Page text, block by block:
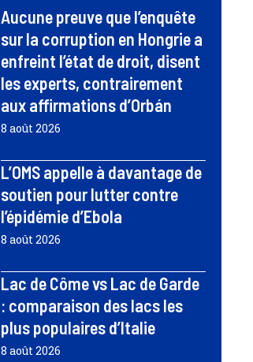
Aucune preuve que l’enquête
sur la corruption en Hongrie a
enfreint l’état de droit, disent
les experts, contrairement
aux affirmations d’Orbán
8 août 2026
L’OMS appelle à davantage de
soutien pour lutter contre
l’épidémie d’Ebola
8 août 2026
Lac de Côme vs Lac de Garde
: comparaison des lacs les
plus populaires d’Italie
8 août 2026